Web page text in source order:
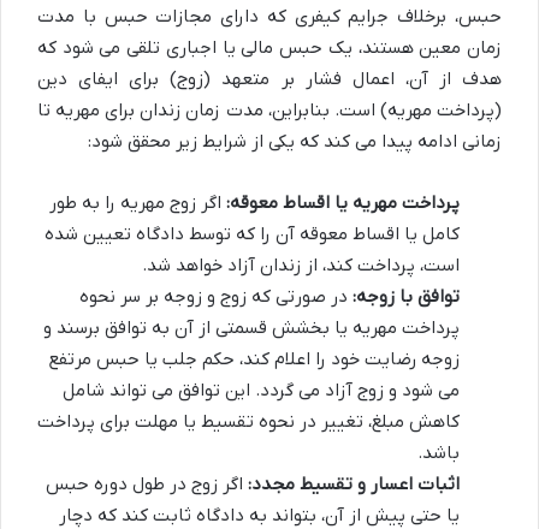
حبس، برخلاف جرایم کیفری که دارای مجازات حبس با مدت
زمان معین هستند، یک حبس مالی یا اجباری تلقی می شود که
هدف از آن، اعمال فشار بر متعهد (زوج) برای ایفای دین
(پرداخت مهریه) است. بنابراین، مدت زمان زندان برای مهریه تا
زمانی ادامه پیدا می کند که یکی از شرایط زیر محقق شود:
پرداخت مهریه یا اقساط معوقه: اگر زوج مهریه را به طور
کامل یا اقساط معوقه آن را که توسط دادگاه تعیین شده
است، پرداخت کند، از زندان آزاد خواهد شد.
توافق با زوجه: در صورتی که زوج و زوجه بر سر نحوه
پرداخت مهریه یا بخشش قسمتی از آن به توافق برسند و
زوجه رضایت خود را اعلام کند، حکم جلب یا حبس مرتفع
می شود و زوج آزاد می گردد. این توافق می تواند شامل
کاهش مبلغ، تغییر در نحوه تقسیط یا مهلت برای پرداخت
باشد.
اثبات اعسار و تقسیط مجدد: اگر زوج در طول دوره حبس
یا حتی پیش از آن، بتواند به دادگاه ثابت کند که دچار